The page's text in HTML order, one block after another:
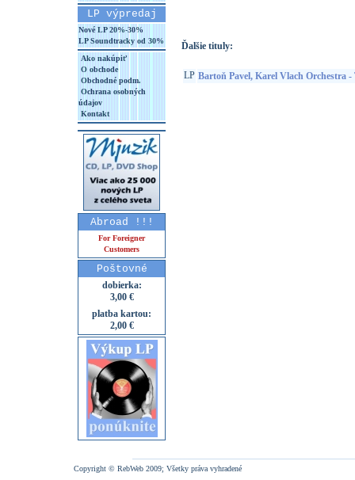
LP výpredaj
Nové LP 20%-30%
LP Soundtracky od 30%
Ako nakúpiť
O obchode
Obchodné podm.
Ochrana osobných
údajov
Kontakt
Abroad !!!
For Foreigner
Customers
Poštovné
dobierka:
3,00 €
platba kartou:
2,00 €
Ďalšie tituly:
LP Bartoň Pavel, Karel Vlach Orchestra -
Copyright © RebWeb 2009; Všetky práva vyhradené